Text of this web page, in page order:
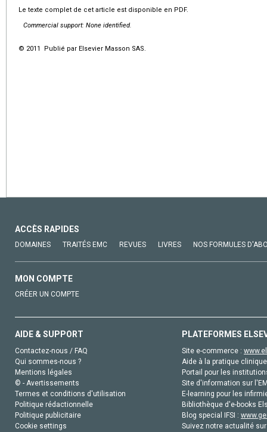
Le texte complet de cet article est disponible en PDF.
Commercial support: None identified.
© 2011 Publié par Elsevier Masson SAS.
ACCÈS RAPIDES
DOMAINES TRAITÉS EMC REVUES LIVRES NOS FORMULES
MON COMPTE
CRÉER UN COMPTE
AIDE & SUPPORT
Contactez-nous / FAQ
Qui sommes-nous ?
Mentions légales
© - Avertissements
Termes et conditions d'utilisation
Politique rédactionnelle
Politique publicitaire
Cookie settings
PLATEFORMES
Site e-commerce :
Aide à la pratique
Portail pour les
Site d'information sur
E-learning pour les
Bibliothèque d'e-books
Blog special IFSI :
Suivez notre actualité